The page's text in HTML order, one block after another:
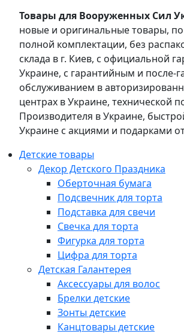
Товары для Вооруженных Сил
новые и оригинальные товары,
полной комплектации, без
склада в г. Киев, с официальной
Украине, с гарантийным и после-
обслуживанием в
центрах в Украине, технической
Производителя в Украине,
Украине с акциями и подарками
Детские товары
Декор Детского Праздника
Оберточная бумага
Подсвечник для торта
Подставка для свечи
Свечка для торта
Фигурка для торта
Цифра для торта
Детская Галантерея
Аксессуары для волос
Брелки детские
Зонты детские
Канцтовары детские